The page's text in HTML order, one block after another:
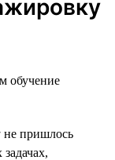
обучение
не пришлось